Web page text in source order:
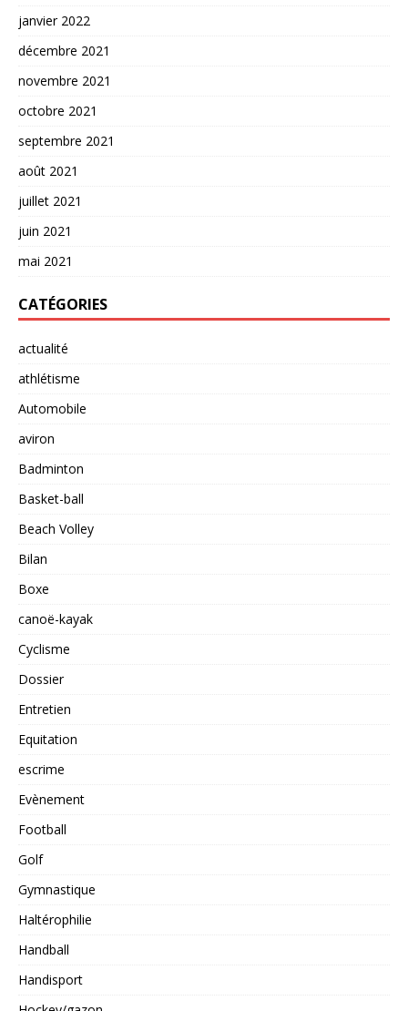
janvier 2022
décembre 2021
novembre 2021
octobre 2021
septembre 2021
août 2021
juillet 2021
juin 2021
mai 2021
CATÉGORIES
actualité
athlétisme
Automobile
aviron
Badminton
Basket-ball
Beach Volley
Bilan
Boxe
canoë-kayak
Cyclisme
Dossier
Entretien
Equitation
escrime
Evènement
Football
Golf
Gymnastique
Haltérophilie
Handball
Handisport